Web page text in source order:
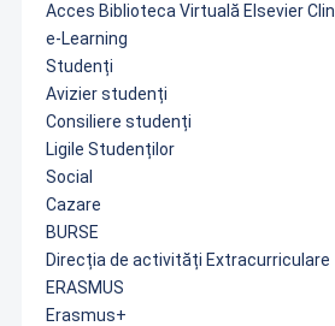
Acces Biblioteca Virtuală Elsevier
e-Learning
Studenți
Avizier studenți
Consiliere studenți
Ligile Studenților
Social
Cazare
BURSE
Direcția de activități Extracurriculare
ERASMUS
Erasmus+